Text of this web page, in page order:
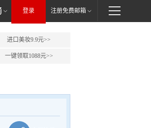
登录 注册免费邮箱
进口美妆9.9元>>
一键领取1088元>>